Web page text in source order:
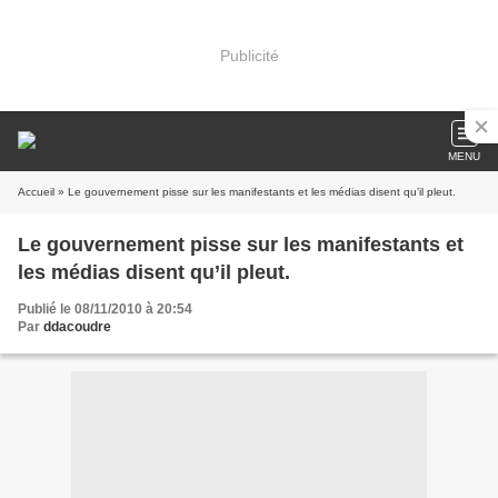
Publicité
MENU
Accueil » Le gouvernement pisse sur les manifestants et les médias disent qu’il pleut.
Le gouvernement pisse sur les manifestants et
les médias disent qu’il pleut.
Publié le 08/11/2010 à 20:54
Par ddacoudre